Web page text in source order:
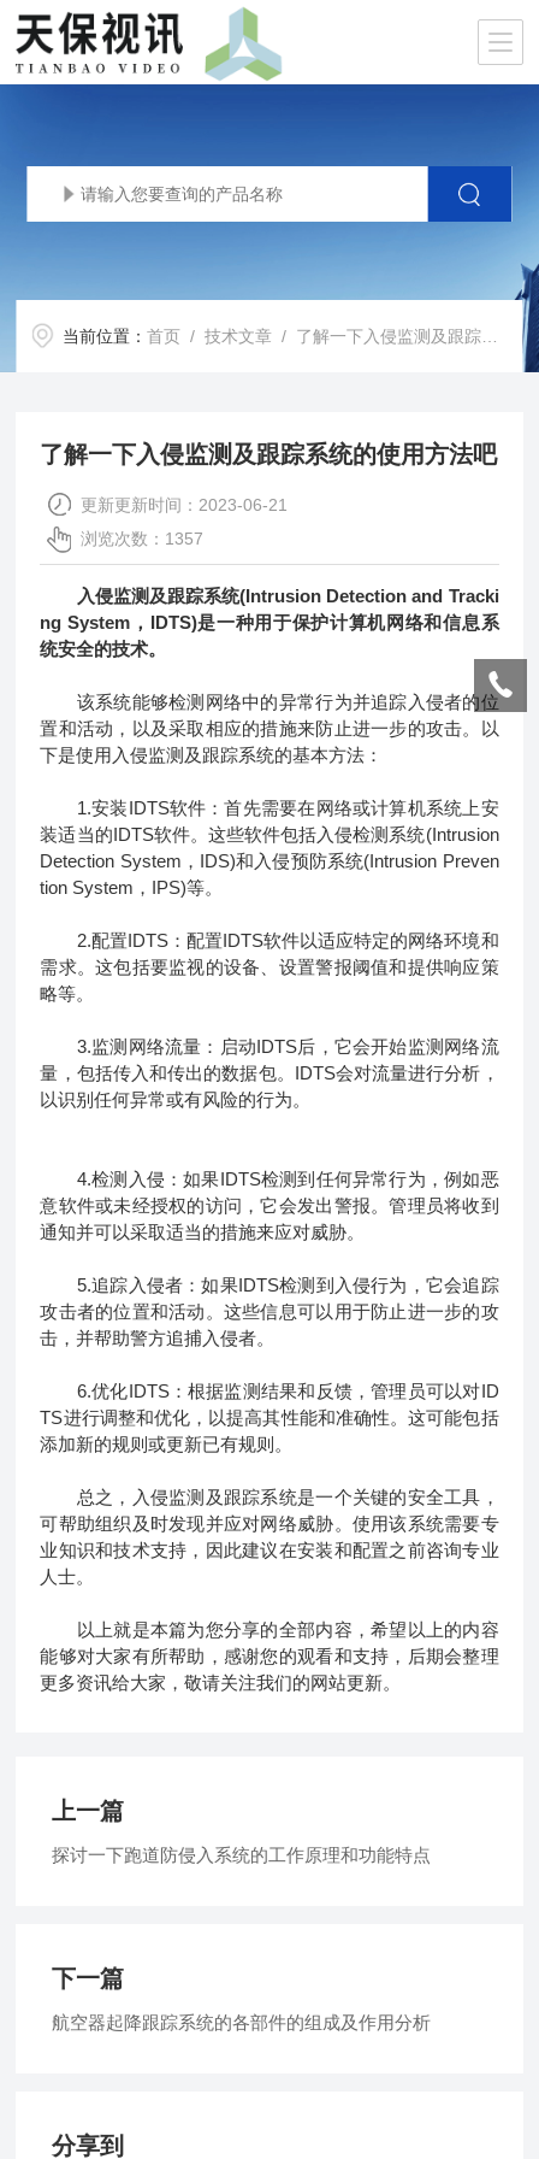
当前位置：首页 /技术文章 / 了解一下入侵监测及跟踪系统的使用方法吧
了解一下入侵监测及跟踪系统的使用方法吧
更新更新时间：2023-06-21
浏览次数：1357
入侵监测及跟踪系统(Intrusion Detection and Tracki
ng System，IDTS)是一种用于保护计算机网络和信息系
统安全的技术。
该系统能够检测网络中的异常行为并追踪入侵者的位
置和活动，以及采取相应的措施来防止进一步的攻击。以
下是使用入侵监测及跟踪系统的基本方法：
1.安装IDTS软件：首先需要在网络或计算机系统上安
装适当的IDTS软件。这些软件包括入侵检测系统(Intrusion
Detection System，IDS)和入侵预防系统(Intrusion Preven
tion System，IPS)等。
2.配置IDTS：配置IDTS软件以适应特定的网络环境和
需求。这包括要监视的设备、设置警报阈值和提供响应策
略等。
3.监测网络流量：启动IDTS后，它会开始监测网络流
量，包括传入和传出的数据包。IDTS会对流量进行分析，
以识别任何异常或有风险的行为。
4.检测入侵：如果IDTS检测到任何异常行为，例如恶
意软件或未经授权的访问，它会发出警报。管理员将收到
通知并可以采取适当的措施来应对威胁。
5.追踪入侵者：如果IDTS检测到入侵行为，它会追踪
攻击者的位置和活动。这些信息可以用于防止进一步的攻
击，并帮助警方追捕入侵者。
6.优化IDTS：根据监测结果和反馈，管理员可以对ID
TS进行调整和优化，以提高其性能和准确性。这可能包括
添加新的规则或更新已有规则。
总之，入侵监测及跟踪系统是一个关键的安全工具，
可帮助组织及时发现并应对网络威胁。使用该系统需要专
业知识和技术支持，因此建议在安装和配置之前咨询专业
人士。
以上就是本篇为您分享的全部内容，希望以上的内容
能够对大家有所帮助，感谢您的观看和支持，后期会整理
更多资讯给大家，敬请关注我们的网站更新。
上一篇
探讨一下跑道防侵入系统的工作原理和功能特点
下一篇
航空器起降跟踪系统的各部件的组成及作用分析
分享到